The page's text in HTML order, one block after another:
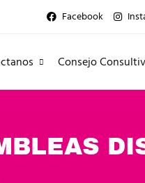
Facebook
Consejo